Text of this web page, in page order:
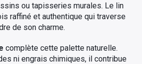
ou tapisseries murales. Le lin
raffiné et authentique qui traverse
de son charme.
complète cette palette naturelle.
ni engrais chimiques, il contribue